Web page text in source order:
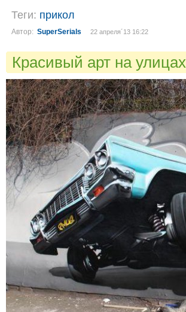
Теги: прикол
Автор: SuperSerials 22 апреля´13 16:22
Красивый арт на улицах